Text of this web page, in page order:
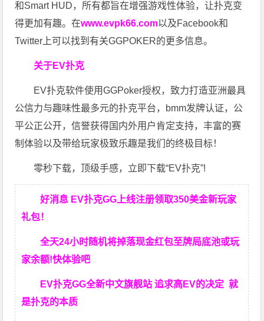
和Smart HUD，所有都旨在增强游戏性体验，让扑克变
得更加有趣。在www.evpk66.com以及Facebook和
Twitter上可以找到有关GGPOKER的更多信息。
关于EV扑克
EV扑克软件使用GGPoker授权，致力打造亚洲最具
公信力与趣味性最多元的扑克平台，bmm发牌认证，公
平公正公开，信誉获得国内外用户肯定支持，丰富的赛
制体验以及带给玩家极致乐趣是我们的终极目标！
零秒下载，顶级手感，立即下载“EV扑克”!
好消息 EV扑克GG上线注册领取350美金新玩家
礼包！
全天24小时随机将掉落现金红包至牌局底池或玩
家余额!快体验吧
EV扑克GG全新中文旗舰站 追求高EV的决定就
是扑克的本质